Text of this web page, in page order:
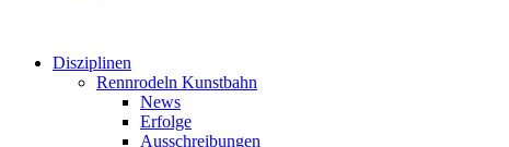
Disziplinen
Rennrodeln Kunstbahn
News
Erfolge
Ausschreibungen